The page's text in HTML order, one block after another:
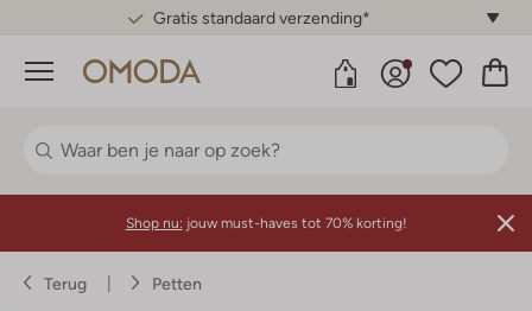
Gratis standaard verzending*
Menu
Shop nu: jouw must-haves tot 70% korting!
Terug Petten